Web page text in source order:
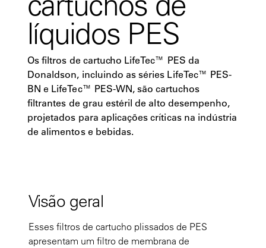
líquidos PES
Os filtros de cartucho LifeTec™ PES da
Donaldson, incluindo as séries LifeTec™ PES-
BN e LifeTec™ PES-WN, são cartuchos
filtrantes de grau estéril de alto desempenho,
projetados para aplicações críticas na indústria
de alimentos e bebidas.
Visão geral
Esses filtros de cartucho plissados de PES
apresentam um filtro de membrana de